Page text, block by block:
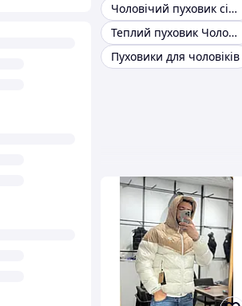
Чоловічий пуховик сірий
Теплий пуховик Чоловічий
Пуховики для чоловіків